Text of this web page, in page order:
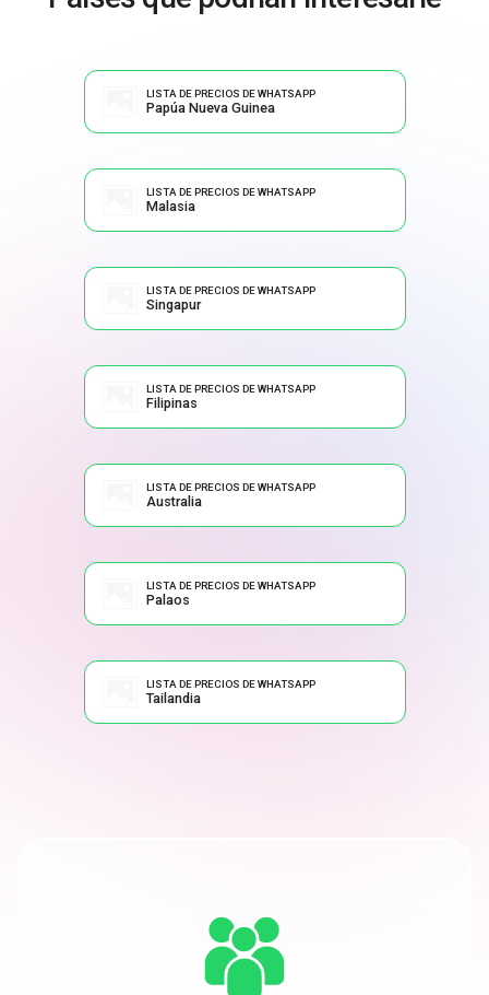
LISTA DE PRECIOS DE WHATSAPP
Papúa Nueva Guinea
LISTA DE PRECIOS DE WHATSAPP
Malasia
LISTA DE PRECIOS DE WHATSAPP
Singapur
LISTA DE PRECIOS DE WHATSAPP
Filipinas
LISTA DE PRECIOS DE WHATSAPP
Australia
LISTA DE PRECIOS DE WHATSAPP
Palaos
LISTA DE PRECIOS DE WHATSAPP
Tailandia